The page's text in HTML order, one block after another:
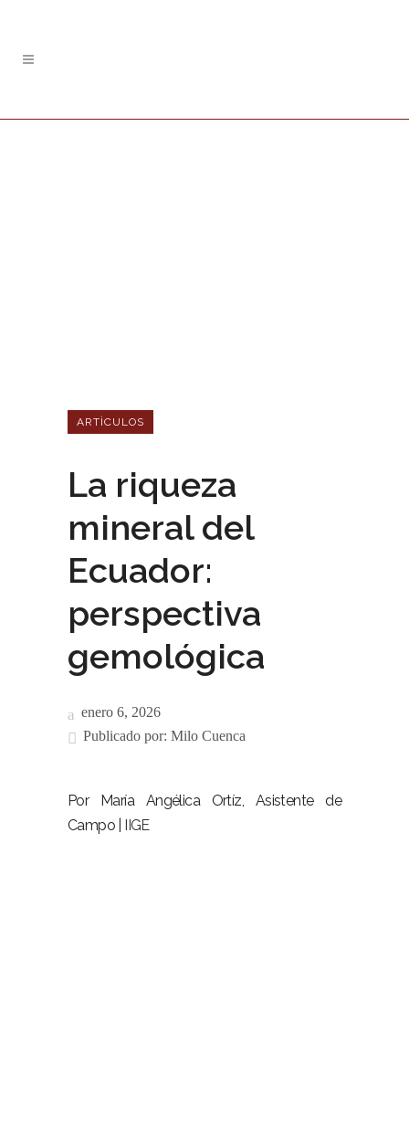
ARTÌCULOS
La riqueza
mineral del
Ecuador:
perspectiva
gemológica
enero 6, 2026
Publicado por: Milo Cuenca
Por María Angélica Ortíz, Asistente de
Campo | IIGE